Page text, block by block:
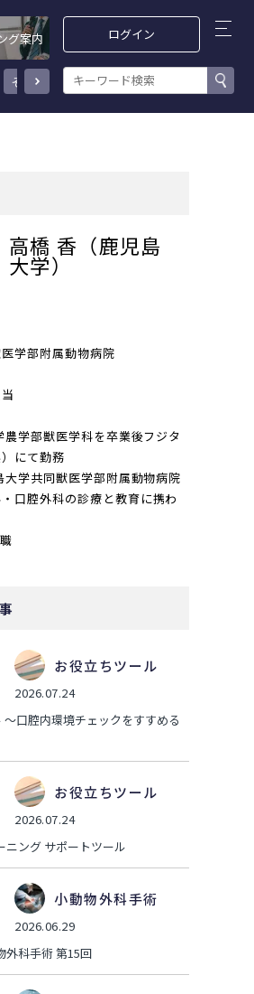
グ案内
その他 感染症/ワクチン 循環器/呼吸器
ログイン
高橋 香（鹿児島
大学）
学部附属動物病院
学部獣医学科を卒業後フジタ
にて勤務
学共同獣医学部附属動物病院
口腔外科の診療と教育に携わ
お役立ちツール
2026.07.24
口腔内環境チェックをすすめる
お役立ちツール
2026.07.24
ニング サポートツール
小動物外科手術
2026.06.29
外科手術 第15回